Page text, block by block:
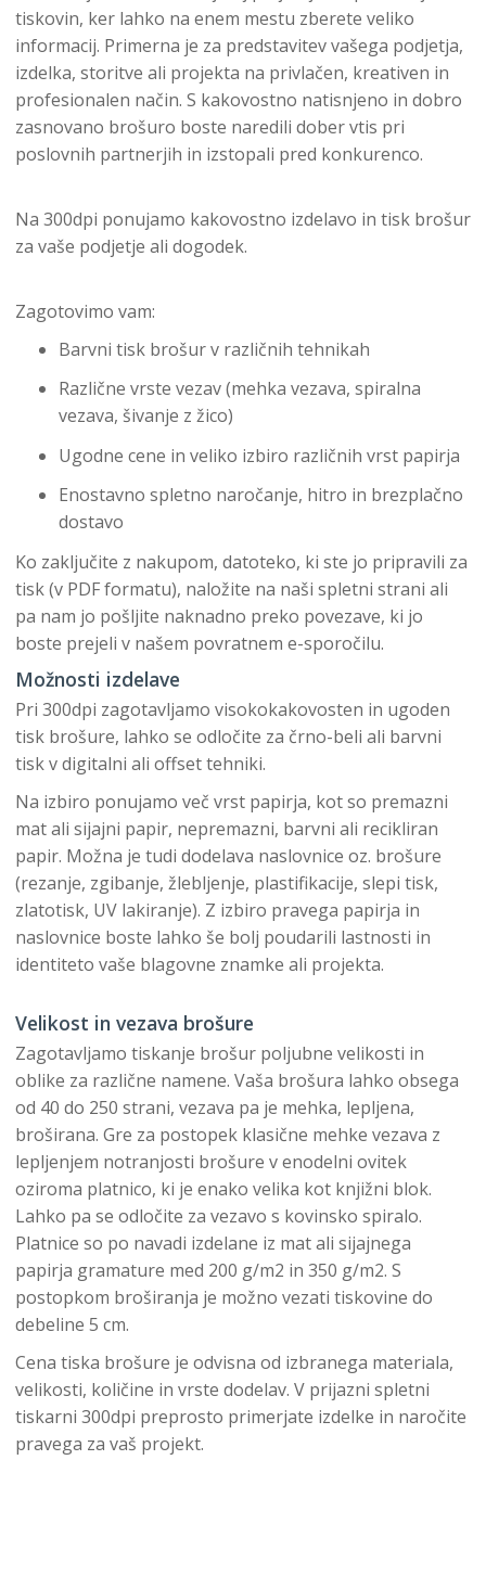
tiskovin, ker lahko na enem mestu zberete veliko
informacij. Primerna je za predstavitev vašega podjetja,
izdelka, storitve ali projekta na privlačen, kreativen in
profesionalen način. S kakovostno natisnjeno in dobro
zasnovano brošuro boste naredili dober vtis pri
poslovnih partnerjih in izstopali pred konkurenco.
Na 300dpi ponujamo kakovostno izdelavo in tisk brošur
za vaše podjetje ali dogodek.
Zagotovimo vam:
Barvni tisk brošur v različnih tehnikah
Različne vrste vezav (mehka vezava, spiralna
vezava, šivanje z žico)
Ugodne cene in veliko izbiro različnih vrst papirja
Enostavno spletno naročanje, hitro in brezplačno
dostavo
Ko zaključite z nakupom, datoteko, ki ste jo pripravili za
tisk (v PDF formatu), naložite na naši spletni strani ali
pa nam jo pošljite naknadno preko povezave, ki jo
boste prejeli v našem povratnem e-sporočilu.
Možnosti izdelave
Pri 300dpi zagotavljamo visokokakovosten in ugoden
tisk brošure, lahko se odločite za črno-beli ali barvni
tisk v digitalni ali offset tehniki.
Na izbiro ponujamo več vrst papirja, kot so premazni
mat ali sijajni papir, nepremazni, barvni ali recikliran
papir. Možna je tudi dodelava naslovnice oz. brošure
(rezanje, zgibanje, žlebljenje, plastifikacije, slepi tisk,
zlatotisk, UV lakiranje). Z izbiro pravega papirja in
naslovnice boste lahko še bolj poudarili lastnosti in
identiteto vaše blagovne znamke ali projekta.
Velikost in vezava brošure
Zagotavljamo tiskanje brošur poljubne velikosti in
oblike za različne namene. Vaša brošura lahko obsega
od 40 do 250 strani, vezava pa je mehka, lepljena,
broširana. Gre za postopek klasične mehke vezava z
lepljenjem notranjosti brošure v enodelni ovitek
oziroma platnico, ki je enako velika kot knjižni blok.
Lahko pa se odločite za vezavo s kovinsko spiralo.
Platnice so po navadi izdelane iz mat ali sijajnega
papirja gramature med 200 g/m2 in 350 g/m2. S
postopkom broširanja je možno vezati tiskovine do
debeline 5 cm.
Cena tiska brošure je odvisna od izbranega materiala,
velikosti, količine in vrste dodelav. V prijazni spletni
tiskarni 300dpi preprosto primerjate izdelke in naročite
pravega za vaš projekt.